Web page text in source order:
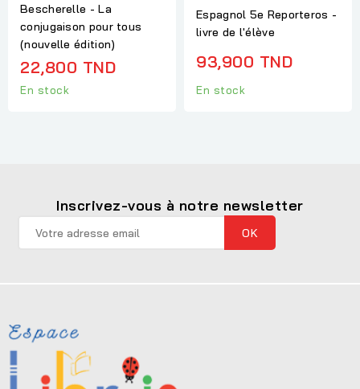
Bescherelle - La
conjugaison pour tous
(nouvelle édition)
22,800 TND
En stock
Espagnol 5e Reporteros -
livre de l'élève
93,900 TND
En stock
Inscrivez-vous à notre newsletter